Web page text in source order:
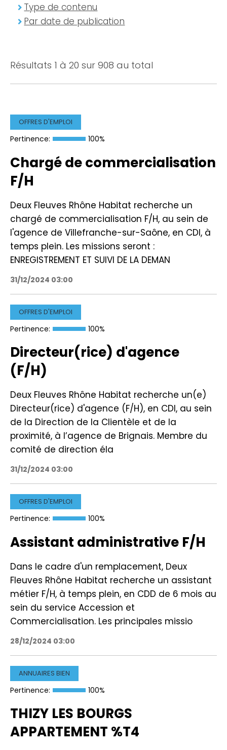
Résultats 1 à 20 sur 908 au total
OFFRES D'EMPLOI
Pertinence: 100%
Chargé de commercialisation
F/H
Deux Fleuves Rhône Habitat recherche un
chargé de commercialisation F/H, au sein de
l'agence de Villefranche-sur-Saône, en CDI, à
temps plein. Les missions seront :
ENREGISTREMENT ET SUIVI DE LA DEMAN
31/12/2024 03:00
OFFRES D'EMPLOI
Pertinence: 100%
Directeur(rice) d'agence
(F/H)
Deux Fleuves Rhône Habitat recherche un(e)
Directeur(rice) d'agence (F/H), en CDI, au sein
de la Direction de la Clientèle et de la
proximité, à l’agence de Brignais. Membre du
comité de direction éla
31/12/2024 03:00
OFFRES D'EMPLOI
Pertinence: 100%
Assistant administrative F/H
Dans le cadre d'un remplacement, Deux
Fleuves Rhône Habitat recherche un assistant
métier F/H, à temps plein, en CDD de 6 mois au
sein du service Accession et
Commercialisation. Les principales missio
28/12/2024 03:00
ANNUAIRES BIEN
Pertinence: 100%
THIZY LES BOURGS
APPARTEMENT %T4
Type de contenu
Par date de publication